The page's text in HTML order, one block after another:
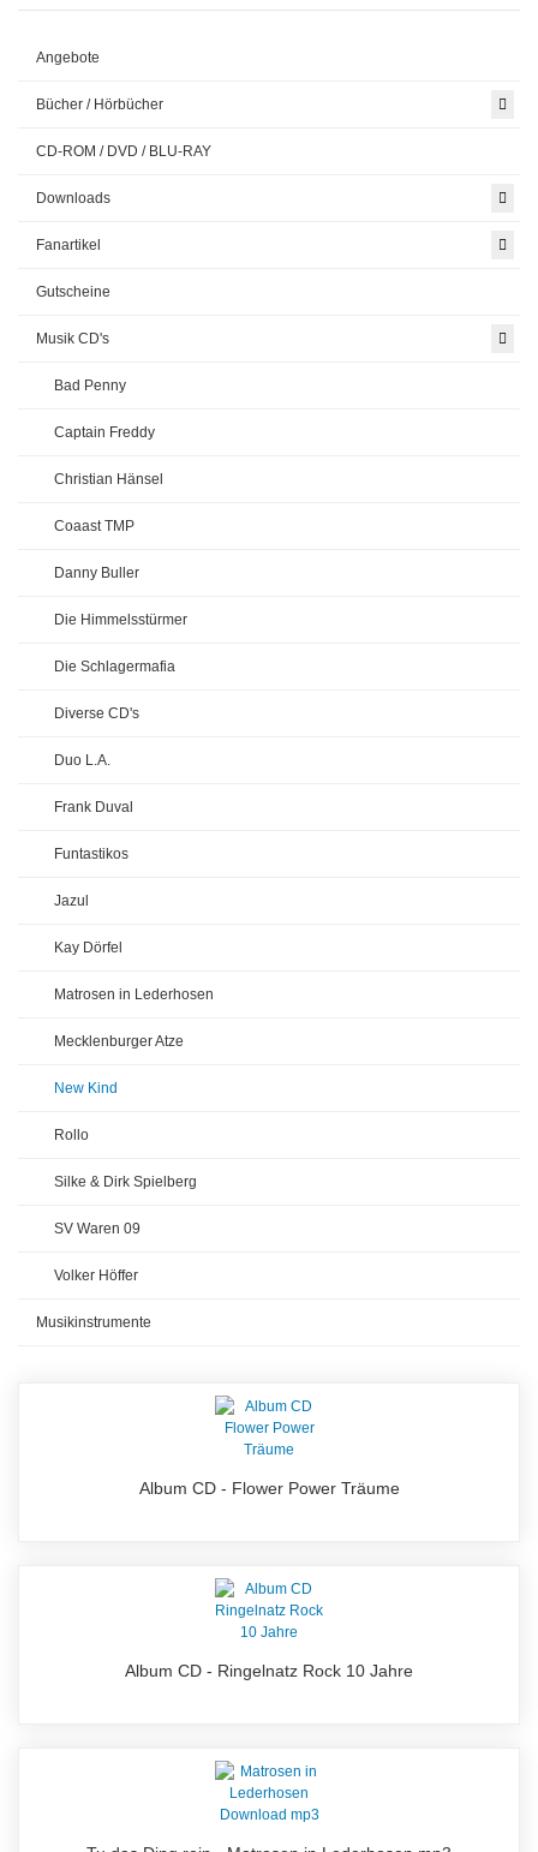
Angebote
Bücher / Hörbücher
CD-ROM / DVD / BLU-RAY
Downloads
Fanartikel
Gutscheine
Musik CD's
Bad Penny
Captain Freddy
Christian Hänsel
Coaast TMP
Danny Buller
Die Himmelsstürmer
Die Schlagermafia
Diverse CD's
Duo L.A.
Frank Duval
Funtastikos
Jazul
Kay Dörfel
Matrosen in Lederhosen
Mecklenburger Atze
New Kind
Rollo
Silke & Dirk Spielberg
SV Waren 09
Volker Höffer
Musikinstrumente
Album CD - Flower Power Träume
Album CD - Ringelnatz Rock 10 Jahre